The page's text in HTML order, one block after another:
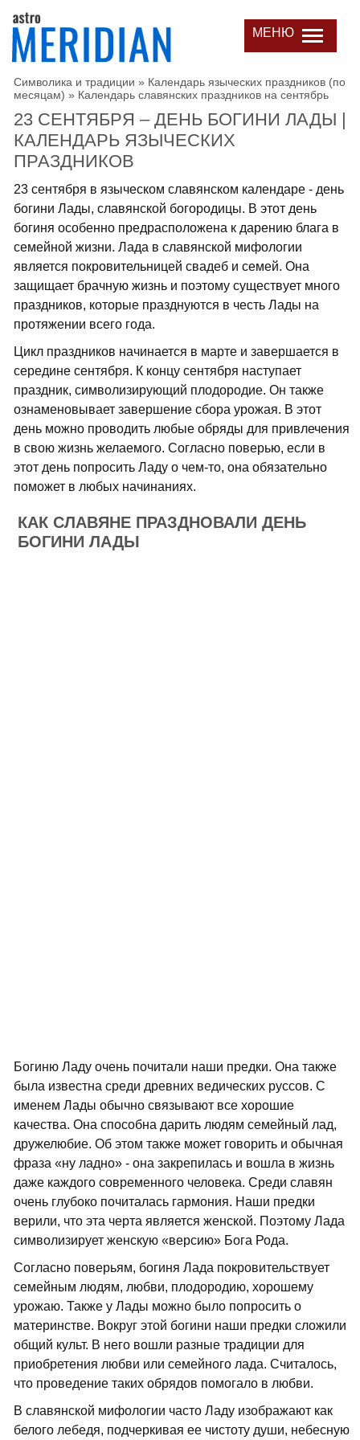
МЕНЮ
Символика и традиции » Календарь языческих праздников (по
месяцам) » Календарь славянских праздников на сентябрь
23 СЕНТЯБРЯ – ДЕНЬ БОГИНИ ЛАДЫ |
КАЛЕНДАРЬ ЯЗЫЧЕСКИХ
ПРАЗДНИКОВ
23 сентября в языческом славянском календаре - день
богини Лады, славянской богородицы. В этот день
богиня особенно предрасположена к дарению блага в
семейной жизни. Лада в славянской мифологии
является покровительницей свадеб и семей. Она
защищает брачную жизнь и поэтому существует много
праздников, которые празднуются в честь Лады на
протяжении всего года.
Цикл праздников начинается в марте и завершается в
середине сентября. К концу сентября наступает
праздник, символизирующий плодородие. Он также
ознаменовывает завершение сбора урожая. В этот
день можно проводить любые обряды для привлечения
в свою жизнь желаемого. Согласно поверью, если в
этот день попросить Ладу о чем-то, она обязательно
поможет в любых начинаниях.
КАК СЛАВЯНЕ ПРАЗДНОВАЛИ ДЕНЬ
БОГИНИ ЛАДЫ
Богиню Ладу очень почитали наши предки. Она также
была известна среди древних ведических руссов. С
именем Лады обычно связывают все хорошие
качества. Она способна дарить людям семейный лад,
дружелюбие. Об этом также может говорить и обычная
фраза «ну ладно» - она закрепилась и вошла в жизнь
даже каждого современного человека. Среди славян
очень глубоко почиталась гармония. Наши предки
верили, что эта черта является женской. Поэтому Лада
символизирует женскую «версию» Бога Рода.
Согласно поверьям, богиня Лада покровительствует
семейным людям, любви, плодородию, хорошему
урожаю. Также у Лады можно было попросить о
материнстве. Вокруг этой богини наши предки сложили
общий культ. В него вошли разные традиции для
приобретения любви или семейного лада. Считалось,
что проведение таких обрядов помогало в любви.
В славянской мифологии часто Ладу изображают как
белого лебедя, подчеркивая ее чистоту души, небесную